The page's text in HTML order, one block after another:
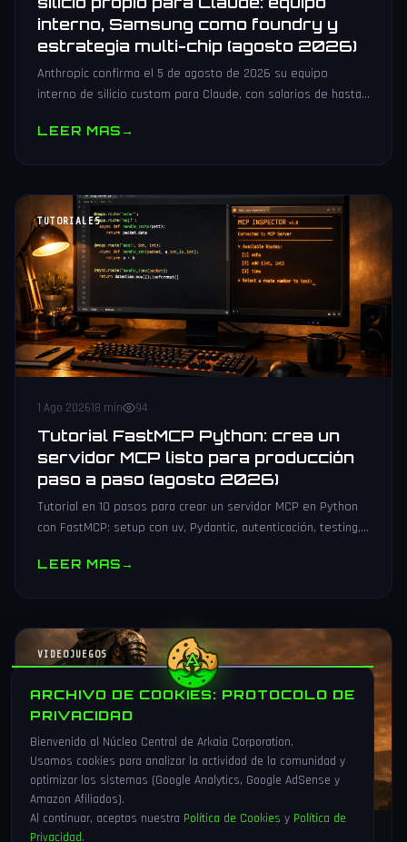
interno, Samsung como foundry y
estrategia multi-chip (agosto 2026)
Anthropic confirma el 5 de agosto de 2026 su equipo
interno de silicio custom para Claude, con salarios de hasta
estrategia multi-chip.
LEER MAS→
TUTORIALES
1 Ago 202618 min 94
Tutorial FastMCP Python: crea un
servidor MCP listo para producción
paso a paso (agosto 2026)
Tutorial en 10 pasos para crear un servidor MCP en Python
con FastMCP: setup con uv, Pydantic, autenticación, testing,
LEER MAS→
VIDEOJUEGOS
ARCHIVO DE COOKIES: PROTOCOLO DE
PRIVACIDAD
Bienvenido al Núcleo Central de Arkaia Corporation.
Usamos cookies para analizar la actividad de la comunidad y
optimizar los sistemas (Google Analytics, Google AdSense y
Amazon Afiliados).
Al continuar, aceptas nuestra Política de Cookies y Política de
Privacidad.